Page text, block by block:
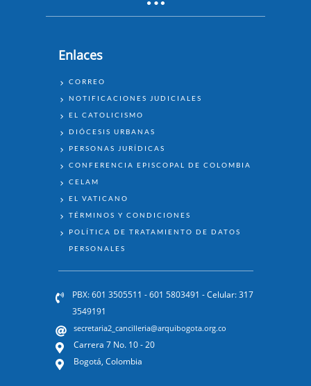
Enlaces
ENLACES
CORREO
NOTIFICACIONES JUDICIALES
EL CATOLICISMO
DIÓCESIS URBANAS
PERSONAS JURÍDICAS
CONFERENCIA EPISCOPAL DE COLOMBIA
CELAM
EL VATICANO
TÉRMINOS Y CONDICIONES
POLÍTICA DE TRATAMIENTO DE DATOS
PERSONALES
PBX: 601 3505511 - 601 5803491 - Celular: 317
3549191
secretaria2_cancilleria@arquibogota.org.co
Carrera 7 No. 10 - 20
Bogotá, Colombia